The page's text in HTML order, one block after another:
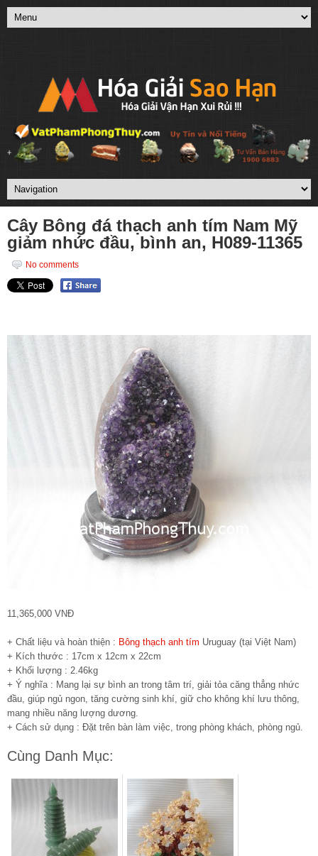
Cây Bông đá thạch anh tím Nam Mỹ
giảm nhức đầu, bình an, H089-11365
No comments
11,365,000 VNĐ
+ Chất liệu và hoàn thiện : Bông thạch anh tím Uruguay (tại Việt Nam)
+ Kích thước : 17cm x 12cm x 22cm
+ Khối lượng : 2.46kg
+ Ý nghĩa : Mang lại sự bình an trong tâm trí, giải tỏa căng thẳng nhức
đầu, giúp ngủ ngon, tăng cường sinh khí, giữ cho không khí lưu thông,
mang nhiều năng lượng dương.
+ Cách sử dụng : Đặt trên bàn làm việc, trong phòng khách, phòng ngủ.
Cùng Danh Mục: